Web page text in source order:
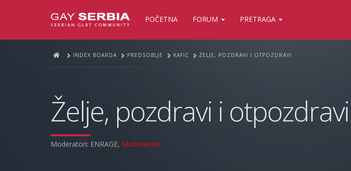
POČETNA FORUM PRETRAGA
INDEX BOARDA PREDSOBLJE KAFIĆ ŽELJE, POZDRAVI I OTPOZDRAVI
Želje, pozdravi i otpozdravi
Moderatori: ENRAGE, Moderators